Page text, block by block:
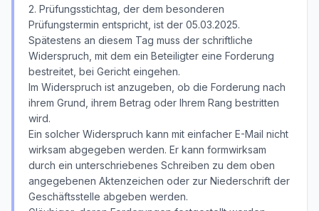
2. Prüfungsstichtag, der dem besonderen
Prüfungstermin entspricht, ist der 05.03.2025.
Spätestens an diesem Tag muss der schriftliche
Widerspruch, mit dem ein Beteiligter eine Forderung
bestreitet, bei Gericht eingehen.
Im Widerspruch ist anzugeben, ob die Forderung nach
ihrem Grund, ihrem Betrag oder Ihrem Rang bestritten
wird.
Ein solcher Widerspruch kann mit einfacher E-Mail nicht
wirksam abgegeben werden. Er kann formwirksam
durch ein unterschriebenes Schreiben zu dem oben
angegebenen Aktenzeichen oder zur Niederschrift der
Geschäftsstelle abgeben werden.